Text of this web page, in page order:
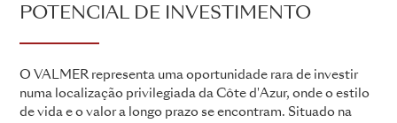
POTENCIAL DE INVESTIMENTO
O VALMER representa uma oportunidade rara de investir
numa localização privilegiada da Côte d'Azur, onde o estilo
de vida e o valor a longo prazo se encontram. Situado na